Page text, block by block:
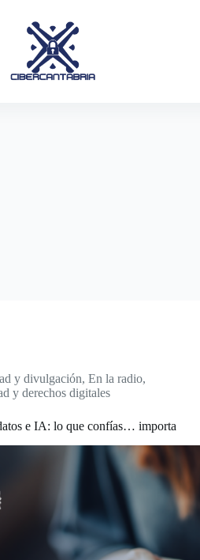
y divulgación,En la radio,
y derechos digitales
e IA: lo que confías… importa